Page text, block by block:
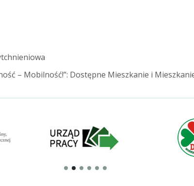
– Mobilność!”: Dostępne Mieszkanie i